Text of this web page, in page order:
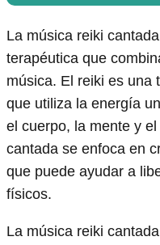
La música reiki
terapéutica que
música. El reiki es una
que utiliza la energía
el cuerpo, la mente y
cantada se enfoca en
que puede ayudar a
físicos.
La música reiki